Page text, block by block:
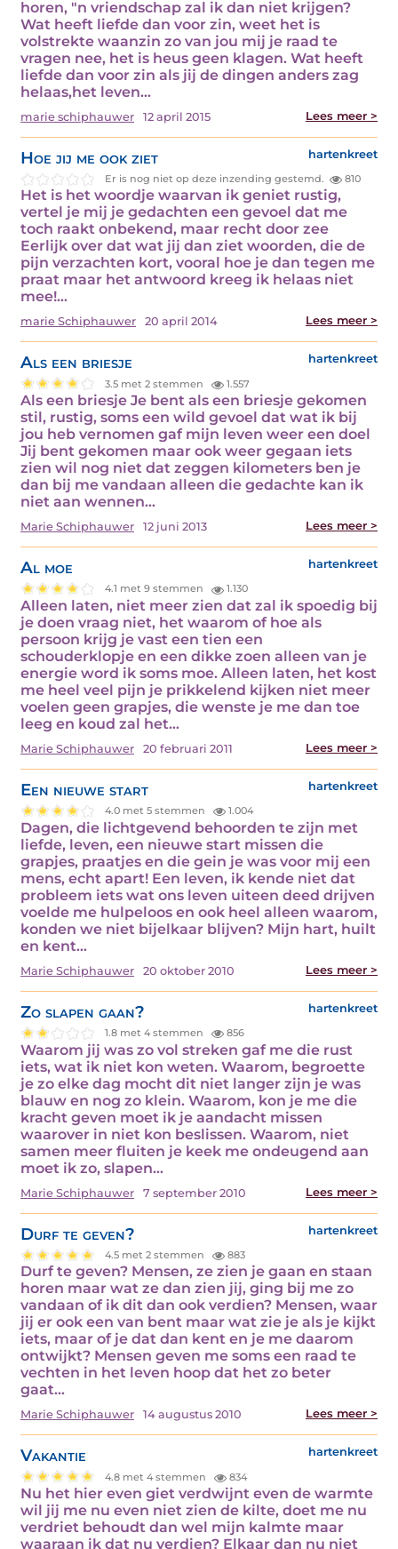
horen, "n vriendschap zal ik dan niet krijgen?
Wat heeft liefde dan voor zin, weet het is
volstrekte waanzin zo van jou mij je raad te
vragen nee, het is heus geen klagen. Wat heeft
liefde dan voor zin als jij de dingen anders zag
helaas,het leven…
marie schiphauwer 12 april 2015 Lees meer >
Hoe jij me ook ziet hartenkreet
Er is nog niet op deze inzending gestemd. 810
Het is het woordje waarvan ik geniet rustig,
vertel je mij je gedachten een gevoel dat me
toch raakt onbekend, maar recht door zee
Eerlijk over dat wat jij dan ziet woorden, die de
pijn verzachten kort, vooral hoe je dan tegen me
praat maar het antwoord kreeg ik helaas niet
mee!…
marie Schiphauwer 20 april 2014 Lees meer >
Als een briesje hartenkreet
3.5 met 2 stemmen 1.557
Als een briesje Je bent als een briesje gekomen
stil, rustig, soms een wild gevoel dat wat ik bij
jou heb vernomen gaf mijn leven weer een doel
Jij bent gekomen maar ook weer gegaan iets
zien wil nog niet dat zeggen kilometers ben je
dan bij me vandaan alleen die gedachte kan ik
niet aan wennen…
Marie Schiphauwer 12 juni 2013 Lees meer >
Al moe hartenkreet
4.1 met 9 stemmen 1.130
Alleen laten, niet meer zien dat zal ik spoedig bij
je doen vraag niet, het waarom of hoe als
persoon krijg je vast een tien een
schouderklopje en een dikke zoen alleen van je
energie word ik soms moe. Alleen laten, het kost
me heel veel pijn je prikkelend kijken niet meer
voelen geen grapjes, die wenste je me dan toe
leeg en koud zal het…
Marie Schiphauwer 20 februari 2011 Lees meer >
Een nieuwe start hartenkreet
4.0 met 5 stemmen 1.004
Dagen, die lichtgevend behoorden te zijn met
liefde, leven, een nieuwe start missen die
grapjes, praatjes en die gein je was voor mij een
mens, echt apart! Een leven, ik kende niet dat
probleem iets wat ons leven uiteen deed drijven
voelde me hulpeloos en ook heel alleen waarom,
konden we niet bijelkaar blijven? Mijn hart, huilt
en kent…
Marie Schiphauwer 20 oktober 2010 Lees meer >
Zo slapen gaan? hartenkreet
1.8 met 4 stemmen 856
Waarom jij was zo vol streken gaf me die rust
iets, wat ik niet kon weten. Waarom, begroette
je zo elke dag mocht dit niet langer zijn je was
blauw en nog zo klein. Waarom, kon je me die
kracht geven moet ik je aandacht missen
waarover in niet kon beslissen. Waarom, niet
samen meer fluiten je keek me ondeugend aan
moet ik zo, slapen…
Marie Schiphauwer 7 september 2010 Lees meer >
Durf te geven? hartenkreet
4.5 met 2 stemmen 883
Durf te geven? Mensen, ze zien je gaan en staan
horen maar wat ze dan zien jij, ging bij me zo
vandaan of ik dit dan ook verdien? Mensen, waar
jij er ook een van bent maar wat zie je als je kijkt
iets, maar of je dat dan kent en je me daarom
ontwijkt? Mensen geven me soms een raad te
vechten in het leven hoop dat het zo beter
gaat…
Marie Schiphauwer 14 augustus 2010 Lees meer >
Vakantie hartenkreet
4.8 met 4 stemmen 834
Nu het hier even giet verdwijnt even de warmte
wil jij me nu even niet zien de kilte, doet me nu
verdriet behoudt dan wel mijn kalmte maar
waaraan ik dat nu verdien? Elkaar dan nu niet